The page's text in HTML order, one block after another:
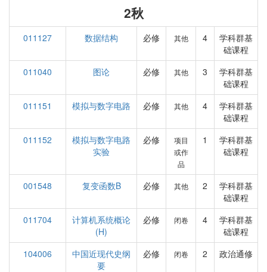
2秋
011127 数据结构 必修 其他 4
学科群基
础课程
011040
图论 必修 其他 3
学科群基
础课程
011151
模拟与数字电路 必修 其他 4
学科群基
础课程
011152
模拟与数字电路
实验
必修
项目
或作
品
1
学科群基
础课程
001548 复变函数B 必修 其他 2
学科群基
础课程
011704
计算机系统概论
(H)
必修 闭卷 4
学科群基
础课程
104006
中国近现代史纲
要
必修 闭卷 2 政治通修